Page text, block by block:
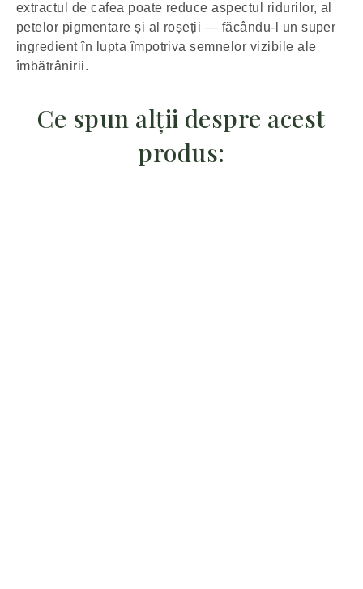
extractul de cafea poate reduce aspectul ridurilor, al
petelor pigmentare și al roșeții — făcându-l un super
ingredient în lupta împotriva semnelor vizibile ale
îmbătrânirii.
Ce spun alții despre acest
produs: